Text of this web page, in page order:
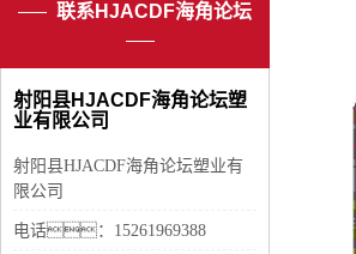
联系HJACDF海角论坛
射阳县HJACDF海角论坛塑
业有限公司
射阳县HJACDF海角论坛塑业有
限公司
电话：15261969388